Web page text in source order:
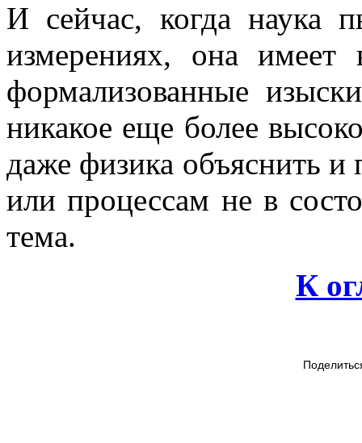
И сейчас, когда наука
измерениях, она имеет
формализованные
никакое еще более
даже физика объяснить и
или процессам не в
тема.
К